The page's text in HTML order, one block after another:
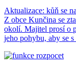
Aktualizace: kůň se
Z obce Kunčina se
okolí. Majitel prosí o
jeho pohybu, aby se